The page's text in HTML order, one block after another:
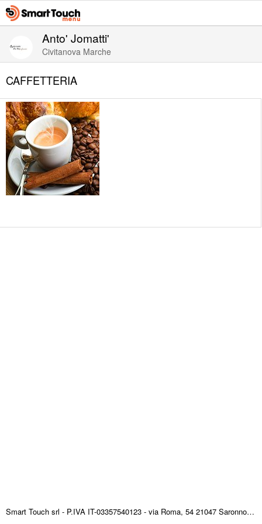
Anto' Jomatti'
Civitanova Marche
CAFFETTERIA
Smart Touch srl - P.IVA IT-03357540123 - via Roma, 54 21047 Saronno (VA) ITALY